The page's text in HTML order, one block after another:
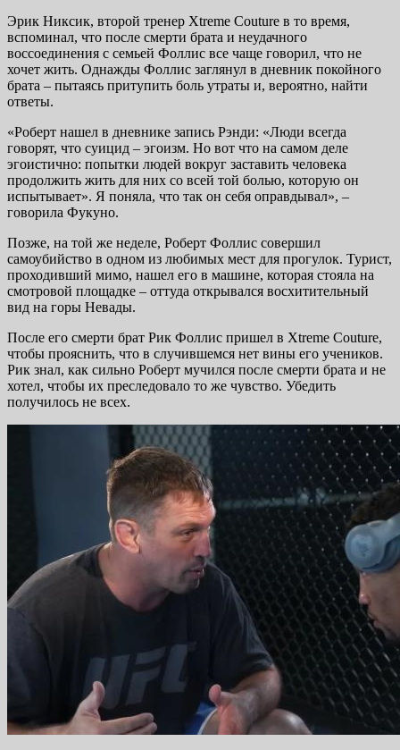
Эрик Никсик, второй тренер Xtreme Couture в то время,
вспоминал, что после смерти брата и неудачного
воссоединения с семьей Фоллис все чаще говорил, что не
хочет жить. Однажды Фоллис заглянул в дневник покойного
брата – пытаясь притупить боль утраты и, вероятно, найти
ответы.
«Роберт нашел в дневнике запись Рэнди: «Люди всегда
говорят, что суицид – эгоизм. Но вот что на самом деле
эгоистично: попытки людей вокруг заставить человека
продолжить жить для них со всей той болью, которую он
испытывает». Я поняла, что так он себя оправдывал», –
говорила Фукуно.
Позже, на той же неделе, Роберт Фоллис совершил
самоубийство в одном из любимых мест для прогулок. Турист,
проходивший мимо, нашел его в машине, которая стояла на
смотровой площадке – оттуда открывался восхитительный
вид на горы Невады.
После его смерти брат Рик Фоллис пришел в Xtreme Couture,
чтобы прояснить, что в случившемся нет вины его учеников.
Рик знал, как сильно Роберт мучился после смерти брата и не
хотел, чтобы их преследовало то же чувство. Убедить
получилось не всех.